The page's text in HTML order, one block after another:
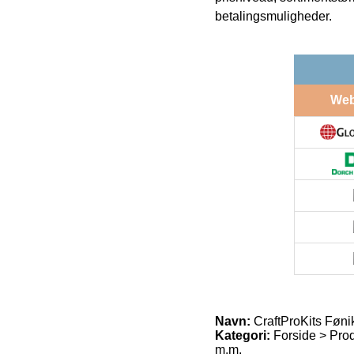
betalingsmuligheder.
Navn: CraftProKits
Kategori: Forside >
m.m.